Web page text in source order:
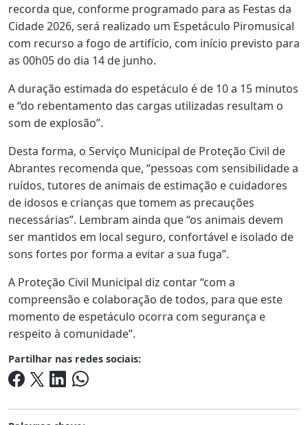
recorda que, conforme programado para as Festas da
Cidade 2026, será realizado um Espetáculo Piromusical
com recurso a fogo de artifício, com início previsto para
as 00h05 do dia 14 de junho.
A duração estimada do espetáculo é de 10 a 15 minutos
e “do rebentamento das cargas utilizadas resultam o
som de explosão”.
Desta forma, o Serviço Municipal de Proteção Civil de
Abrantes recomenda que, “pessoas com sensibilidade a
ruídos, tutores de animais de estimação e cuidadores
de idosos e crianças que tomem as precauções
necessárias”. Lembram ainda que “os animais devem
ser mantidos em local seguro, confortável e isolado de
sons fortes por forma a evitar a sua fuga”.
A Proteção Civil Municipal diz contar “com a
compreensão e colaboração de todos, para que este
momento de espetáculo ocorra com segurança e
respeito à comunidade”.
Partilhar nas redes sociais: